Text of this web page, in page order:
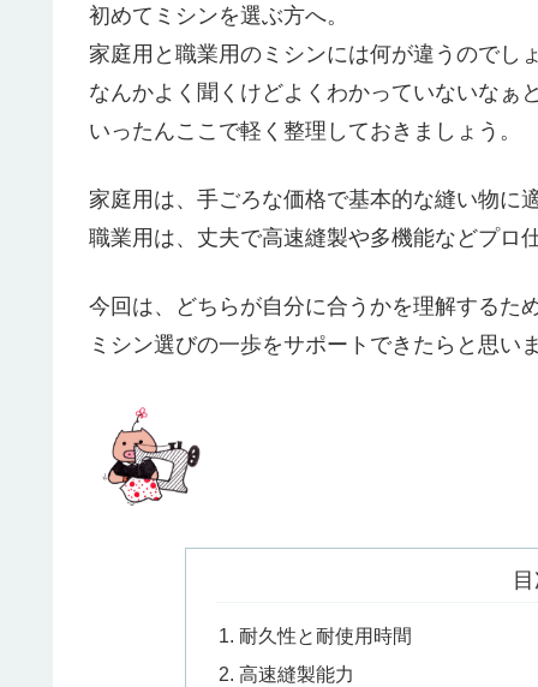
初めてミシンを選ぶ方へ。
家庭用と職業用のミシンには何が違うのでし
なんかよく聞くけどよくわかっていないなぁ
いったんここで軽く整理しておきましょう。
家庭用は、手ごろな価格で基本的な縫い物に
職業用は、丈夫で高速縫製や多機能などプロ
今回は、どちらが自分に合うかを理解するた
ミシン選びの一歩をサポートできたらと思い
耐久性と耐使用時間
高速縫製能力